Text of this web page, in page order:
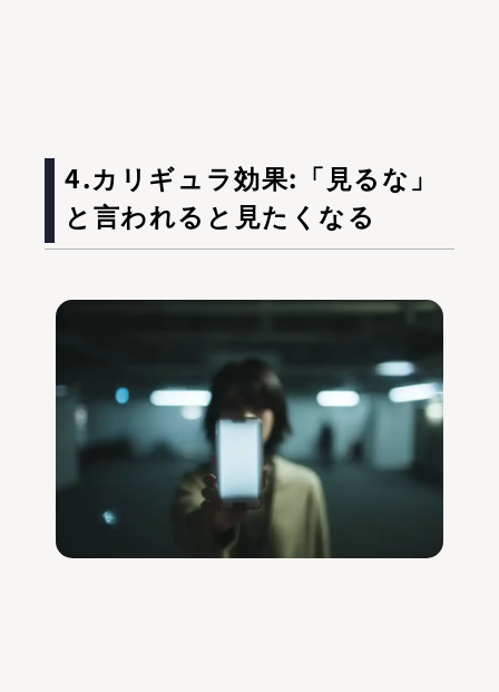
4.カリギュラ効果:「見るな」
と言われると見たくなる